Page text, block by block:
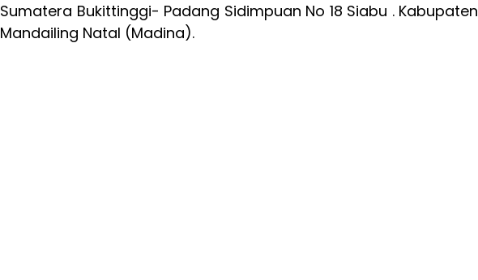
Sumatera Bukittinggi- Padang Sidimpuan No 18 Siabu . Kabupaten
Mandailing Natal (Madina).